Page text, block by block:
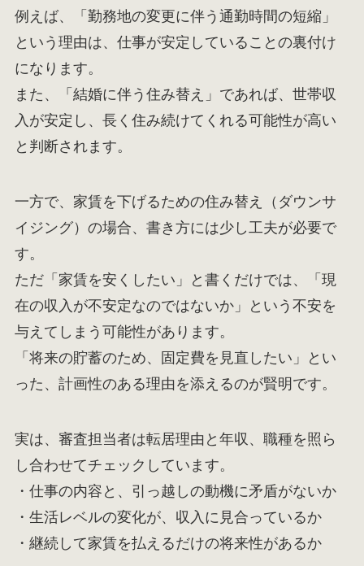
例えば、「勤務地の変更に伴う通勤時間の短縮」
という理由は、仕事が安定していることの裏付け
になります。
また、「結婚に伴う住み替え」であれば、世帯収
入が安定し、長く住み続けてくれる可能性が高い
と判断されます。
一方で、家賃を下げるための住み替え（ダウンサ
イジング）の場合、書き方には少し工夫が必要で
す。
ただ「家賃を安くしたい」と書くだけでは、「現
在の収入が不安定なのではないか」という不安を
与えてしまう可能性があります。
「将来の貯蓄のため、固定費を見直したい」とい
った、計画性のある理由を添えるのが賢明です。
実は、審査担当者は転居理由と年収、職種を照ら
し合わせてチェックしています。
・仕事の内容と、引っ越しの動機に矛盾がないか
・生活レベルの変化が、収入に見合っているか
・継続して家賃を払えるだけの将来性があるか